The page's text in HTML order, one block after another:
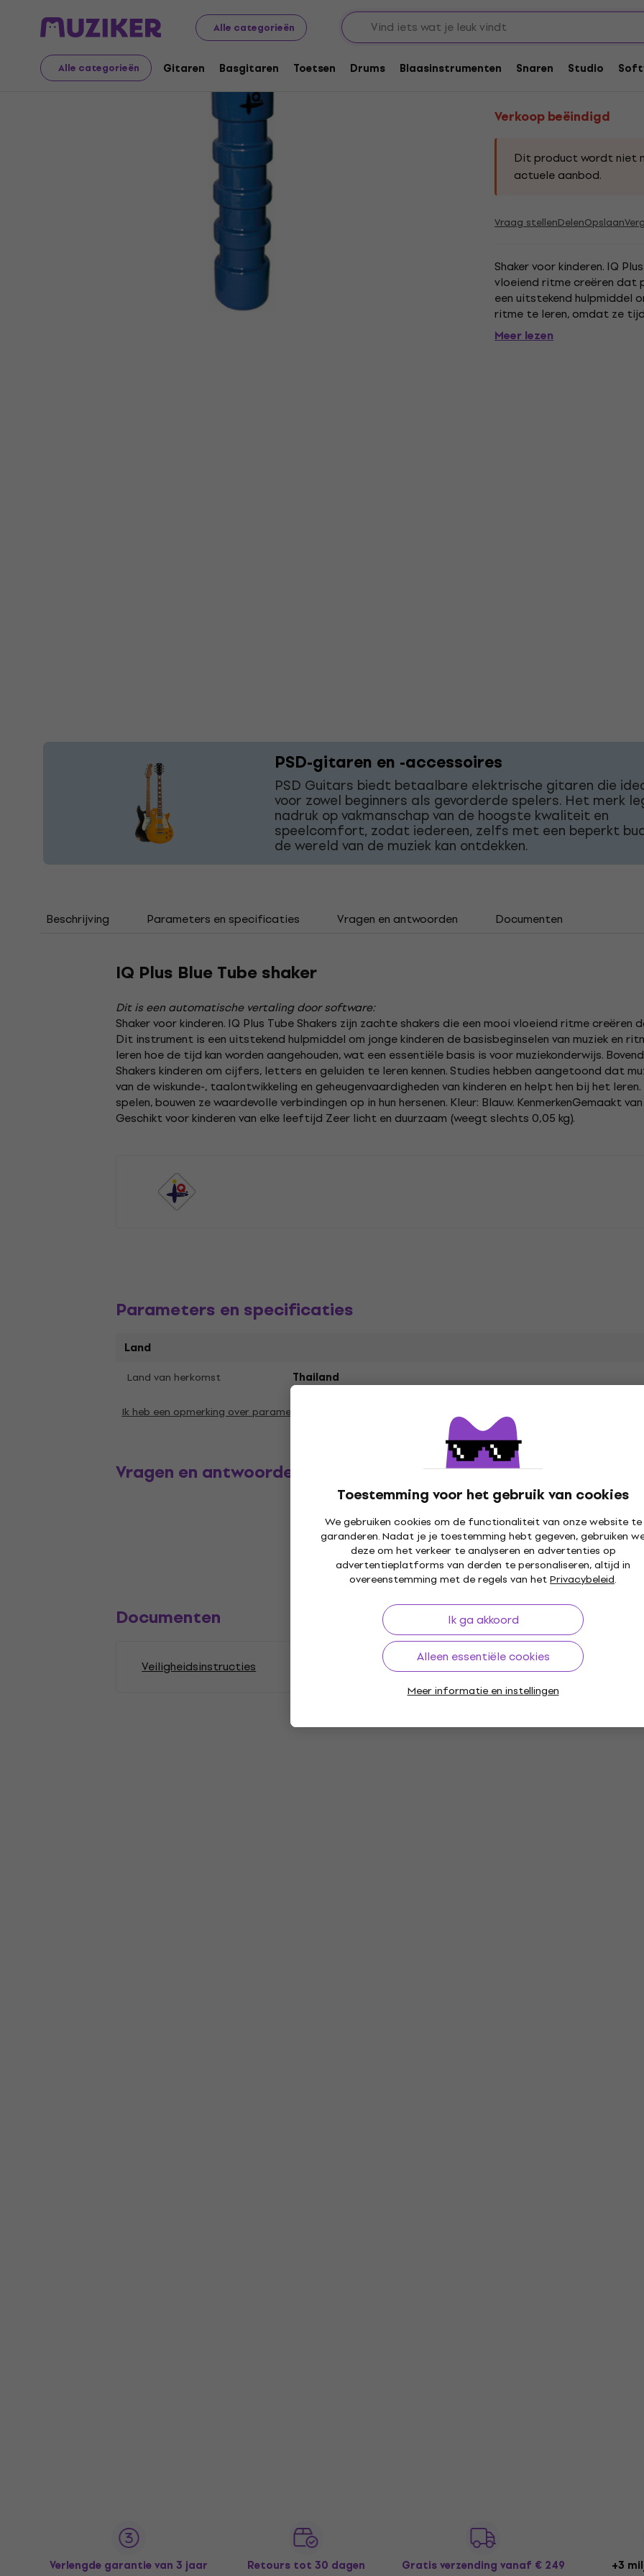
Alle categorieën
Alle categorieën Gitaren Basgitaren Toetsen Drums Blaasinstrumenten Snaren Studio
Toestemming voor het gebruik van cookies
We gebruiken cookies om de functionaliteit van onze website te
garanderen. Nadat je je toestemming hebt gegeven, gebruiken
deze om het verkeer te analyseren en advertenties op
advertentieplatforms van derden te personaliseren, altijd in
overeenstemming met de regels van hetPrivacybeleid.
Ik ga akkoord
Alleen essentiële cookies
Meer informatie en instellingen
Muziekinstrumenten Drums Percussie Percussie en percussiesets voor kinderen
Verkoop beëindigd
Verkoop beëindigd
IQ Plus Blue Tube
Verkoop beëindigd
Dit product wordt niet
actuele aanbod.
Vraag stellenDelenOpslaan
Shaker voor kinderen. IQ
vloeiend ritme creëren dat
een uitstekend hulpmiddel
ritme te leren, omdat ze
aangehouden, wat een
Meer lezen
PSD-gitaren en -accessoires
PSD Guitars biedt betaalbare elektrische gitaren die
voor zowel beginners als gevorderde spelers. Het merk
nadruk op vakmanschap van de hoogste kwaliteit en
speelcomfort, zodat iedereen, zelfs met een beperkt
de wereld van de muziek kan ontdekken.
Beschrijving Parameters en specificaties Vragen en antwoorden Documenten
IQ Plus Blue Tube shaker
Dit is een automatische vertaling door software:
Shaker voor kinderen. IQ Plus Tube Shakers zijn zachte shakers die een mooi vloeiend ritme
Dit instrument is een uitstekend hulpmiddel om jonge kinderen de basisbeginselen van muziek en
leren hoe de tijd kan worden aangehouden, wat een essentiële basis is voor muziekonderwijs.
Shakers kinderen om cijfers, letters en geluiden te leren kennen. Studies hebben aangetoond dat
van de wiskunde-, taalontwikkeling en geheugenvaardigheden van kinderen en helpt hen bij het
spelen, bouwen ze waardevolle verbindingen op in hun hersenen. Kleur: Blauw. KenmerkenGemaakt
Geschikt voor kinderen van elke leeftijd Zeer licht en duurzaam (weegt slechts 0,05 kg).
Parameters en specificaties
Land
Land van herkomst Thailand
Ik heb een opmerking over parameters
Vragen en antwoorden
Documenten
Veiligheidsinstructies
Verlengde garantie van 3 jaar Retours tot 30 dagen Gratis verzending vanaf € 249 +3